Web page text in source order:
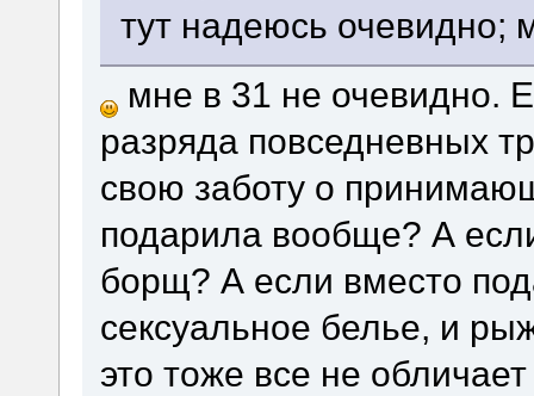
тут надеюсь очевидно;
мне в 31 не очевидно.
разряда повседневных
свою заботу о
подарила вообще? А
борщ? А если вместо
сексуальное белье, и
это тоже все не